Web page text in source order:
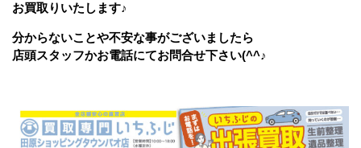
お買取りいたします♪
分からないことや不安な事がございましたら
店頭スタッフかお電話にてお問合せ下さい(^^♪